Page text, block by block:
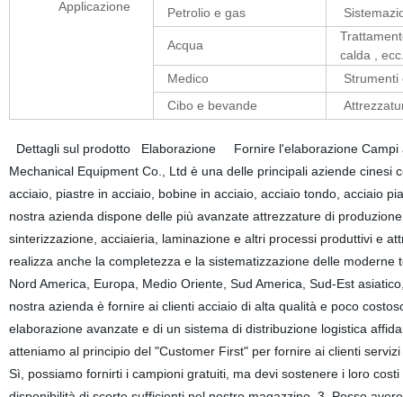
Applicazione Petrolio e gas
Acqua
calda ,
Medico
Cibo e bevande
Dettagli sul prodotto Elaborazione Fornire l'elaborazione Campi
Mechanical Equipment Co., Ltd è una delle principali aziende
acciaio, piastre in acciaio, bobine in acciaio, acciaio tondo, acciaio
nostra azienda dispone delle più avanzate attrezzature di
sinterizzazione, acciaieria, laminazione e altri processi produttivi e
realizza anche la completezza e la sistematizzazione delle
Nord America, Europa, Medio Oriente, Sud America, Sud-Est
nostra azienda è fornire ai clienti acciaio di alta qualità e poco
elaborazione avanzate e di un sistema di distribuzione logistica
atteniamo al principio del "Customer First" per fornire ai clienti
Sì, possiamo fornirti i campioni gratuiti, ma devi sostenere i loro